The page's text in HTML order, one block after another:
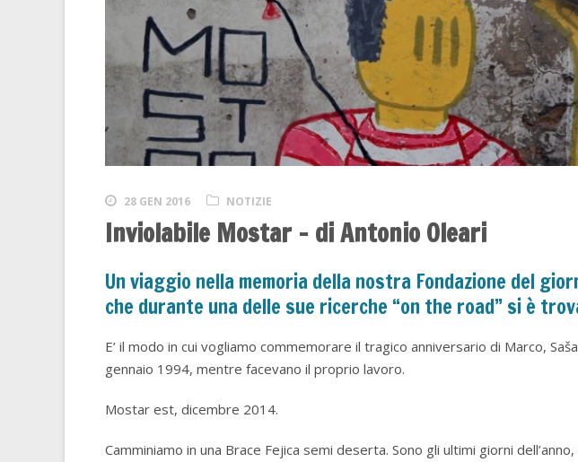
28 GEN 2016 NOTIZIE
Inviolabile Mostar – di Antonio Oleari
Un viaggio nella memoria della nostra Fondazione del
che durante una delle sue ricerche “on the road” si è
E’ il modo in cui vogliamo commemorare il tragico anniversario di Marco,
gennaio 1994, mentre facevano il proprio lavoro.
Mostar est, dicembre 2014.
Camminiamo in una Brace Fejica semi deserta. Sono gli ultimi giorni